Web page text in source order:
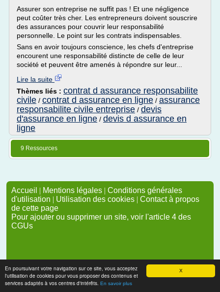
X
En poursuivant votre navigation sur ce site, vous acceptez
l'utilisation de cookies pour vous proposer des contenus et
services adaptés à vos centres d'intérêts. En savoir plus
Assurer son entreprise ne suffit pas ! Et une négligence
peut coûter très cher. Les entrepreneurs doivent ­souscrire
des assurances pour couvrir leur responsabilité
personnelle. Le point sur les contrats indispensables.
Sans en avoir toujours ­conscience, les chefs d'entreprise
encourent une responsabilité distincte de celle de leur
société et peuvent être amenés à répondre sur leur...
Lire la suite
Thèmes liés : contrat d assurance responsabilite
civile / contrat d assurance en ligne / assurance
responsabilite civile entreprise / devis
d'assurance en ligne / devis d assurance en
ligne
9 Ressources
Accueil | Mentions légales | Conditions générales
d'utilisation | Utilisation des cookies | Contact à propos
de cette page
Pour ajouter ou supprimer un site, voir l'article 4 des
CGUs